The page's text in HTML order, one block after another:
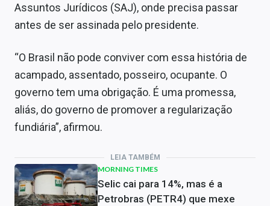
Assuntos Jurídicos (SAJ), onde precisa passar
antes de ser assinada pelo presidente.
“O Brasil não pode conviver com essa história de
acampado, assentado, posseiro, ocupante. O
governo tem uma obrigação. É uma promessa,
aliás, do governo de promover a regularização
fundiária”, afirmou.
LEIA TAMBÉM
MORNING TIMES
Selic cai para 14%, mas é a
Petrobras (PETR4) que mexe